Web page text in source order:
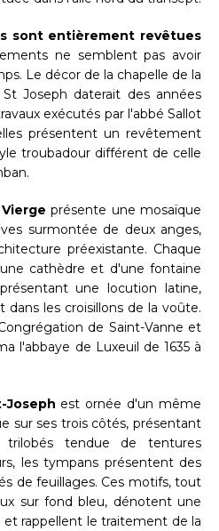
sont entièrement revêtues
ne semblent pas avoir
Le décor de la chapelle de la
Joseph daterait des années
exécutés par l'abbé Sallot
présentent un revêtement
troubadour différent de celle
présente une mosaïque
surmontée de deux anges,
préexistante. Chaque
cathèdre et d'une fontaine
une locution latine,
les croisillons de la voûte.
de Saint-Vanne et
l'abbaye de Luxeuil de 1635 à
Joseph est ornée d'un même
sur ses trois côtés, présentant
trilobés tendue de tentures
les tympans présentent des
de feuillages. Ces motifs, tout
sur fond bleu, dénotent une
rappellent le traitement de la